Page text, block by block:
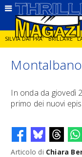
SILVIA DAI PRA' BRILLARE
JORGE DIAZ LA SPIA
DIEGO ZANDEL GLI ANNI DI
In onda da giovedì
primo dei nuovi
Articolo di Chiara